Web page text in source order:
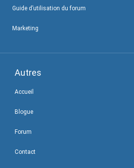
Guide d’utilisation du forum
Marketing
Autres
Accueil
Blogue
Forum
Contact